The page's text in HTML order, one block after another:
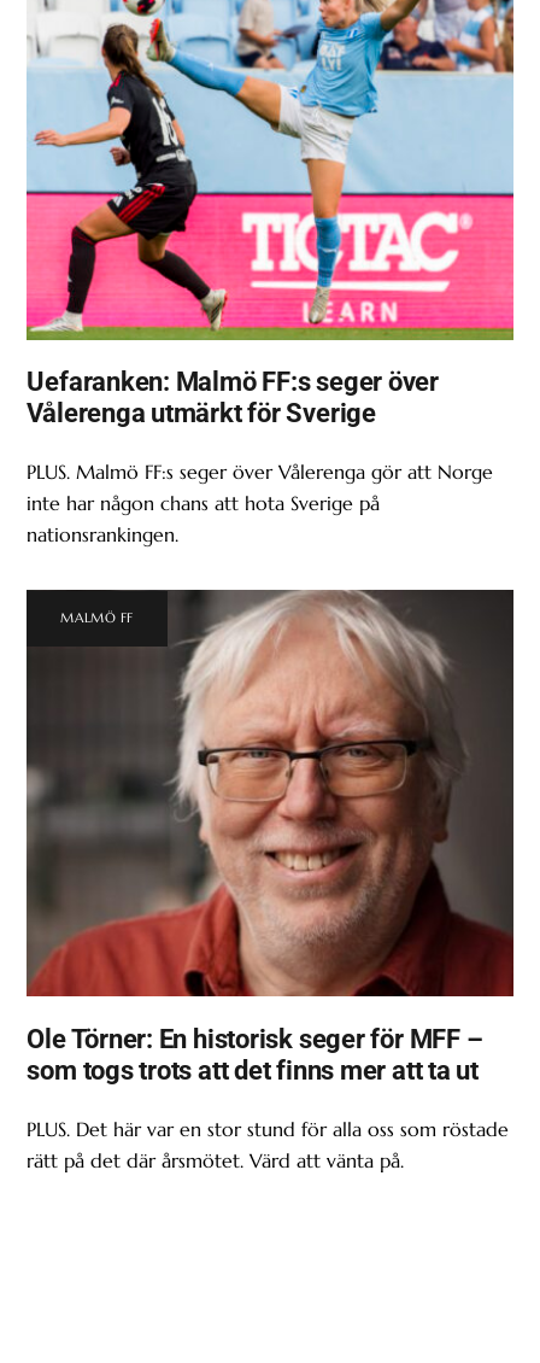
Uefaranken: Malmö FF:s seger över
Vålerenga utmärkt för Sverige
PLUS. Malmö FF:s seger över Vålerenga gör att Norge
inte har någon chans att hota Sverige på
nationsrankingen.
MALMÖ FF
Ole Törner: En historisk seger för MFF –
som togs trots att det finns mer att ta ut
PLUS. Det här var en stor stund för alla oss som röstade
rätt på det där årsmötet. Värd att vänta på.